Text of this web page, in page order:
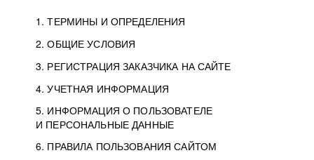
1. ТЕРМИНЫ И ОПРЕДЕЛЕНИЯ
2. ОБЩИЕ УСЛОВИЯ
3. РЕГИСТРАЦИЯ ЗАКАЗЧИКА НА САЙТЕ
4. УЧЕТНАЯ ИНФОРМАЦИЯ
5. ИНФОРМАЦИЯ О ПОЛЬЗОВАТЕЛЕ
И ПЕРСОНАЛЬНЫЕ ДАННЫЕ
6. ПРАВИЛА ПОЛЬЗОВАНИЯ САЙТОМ